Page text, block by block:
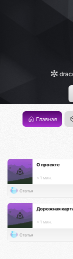
Главная
О проекте
< 1 мин.
Статья
Дорожная
< 1 мин.
Статья